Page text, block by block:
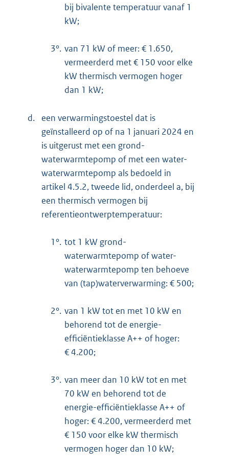
bij bivalente temperatuur vanaf 1
kW;
3°. van 71 kW of meer: € 1.650,
vermeerderd met € 150 voor elke
kW thermisch vermogen hoger
dan 1 kW;
d.
een verwarmingstoestel dat is
geïnstalleerd op of na 1 januari 2024 en
is uitgerust met een grond-
waterwarmtepomp of met een water-
waterwarmtepomp als bedoeld in
artikel 4.5.2, tweede lid, onderdeel a, bij
een thermisch vermogen bij
referentieontwerptemperatuur:
1°. tot 1 kW grond-
waterwarmtepomp of water-
waterwarmtepomp ten behoeve
van (tap)waterverwarming: € 500;
2°. van 1 kW tot en met 10 kW en
behorend tot de energie-
efficiëntieklasse A++ of hoger:
€ 4.200;
3°. van meer dan 10 kW tot en met
70 kW en behorend tot de
energie-efficiëntieklasse A++ of
hoger: € 4.200, vermeerderd met
€ 150 voor elke kW thermisch
vermogen hoger dan 10 kW;